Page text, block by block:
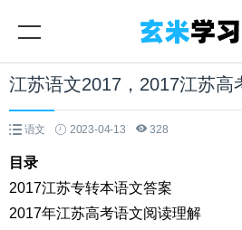
江苏语文2017，2017江苏高
语文 2023-04-13 328
目录
2017江苏专转本语文答案
2017年江苏高考语文阅读理解